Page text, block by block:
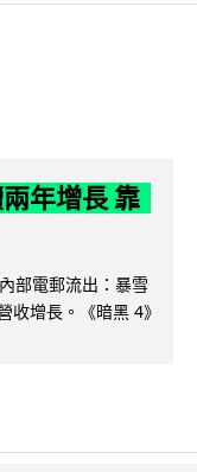
年增長 靠
部電郵流出：暴雪
收增長。《暗黑 4》